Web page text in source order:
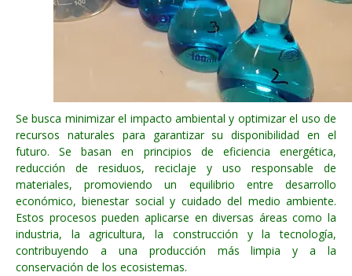
Se busca minimizar el impacto ambiental y optimizar el uso de
recursos naturales para garantizar su disponibilidad en el
futuro. Se basan en principios de eficiencia energética,
reducción de residuos, reciclaje y uso responsable de
materiales, promoviendo un equilibrio entre desarrollo
económico, bienestar social y cuidado del medio ambiente.
Estos procesos pueden aplicarse en diversas áreas como la
industria, la agricultura, la construcción y la tecnología,
contribuyendo a una producción más limpia y a la
conservación de los ecosistemas.